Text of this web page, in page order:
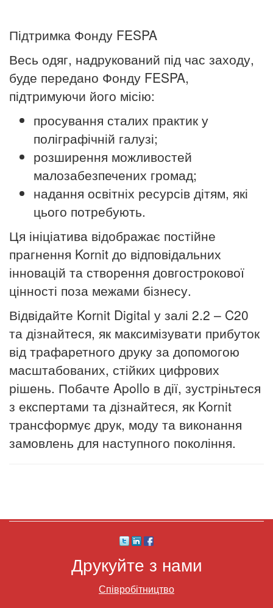
Підтримка Фонду FESPA
Весь одяг, надрукований під час заходу,
буде передано Фонду FESPA,
підтримуючи його місію:
просування сталих практик у
поліграфічній галузі;
розширення можливостей
малозабезпечених громад;
надання освітніх ресурсів дітям, які
цього потребують.
Ця ініціатива відображає постійне
прагнення Kornit до відповідальних
інновацій та створення довгострокової
цінності поза межами бізнесу.
Відвідайте Kornit Digital у залі 2.2 – C20
та дізнайтеся, як максимізувати прибуток
від трафаретного друку за допомогою
масштабованих, стійких цифрових
рішень. Побачте Apollo в дії, зустріньтеся
з експертами та дізнайтеся, як Kornit
трансформує друк, моду та виконання
замовлень для наступного покоління.
Друкуйте з нами
Співробітництво